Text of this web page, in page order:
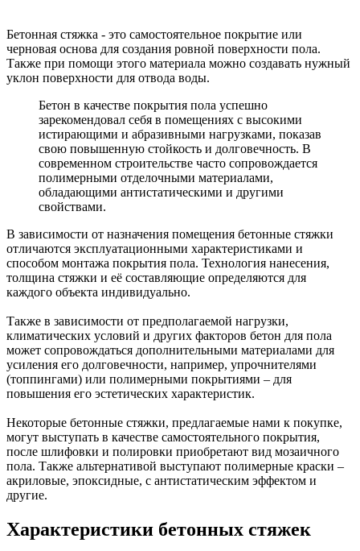
Бетонная стяжка - это самостоятельное покрытие или
черновая основа для создания ровной поверхности пола.
Также при помощи этого материала можно создавать нужный
уклон поверхности для отвода воды.
Бетон в качестве покрытия пола успешно
зарекомендовал себя в помещениях с высокими
истирающими и абразивными нагрузками, показав
свою повышенную стойкость и долговечность. В
современном строительстве часто сопровождается
полимерными отделочными материалами,
обладающими антистатическими и другими
свойствами.
В зависимости от назначения помещения бетонные стяжки
отличаются эксплуатационными характеристиками и
способом монтажа покрытия пола. Технология нанесения,
толщина стяжки и её составляющие определяются для
каждого объекта индивидуально.
Также в зависимости от предполагаемой нагрузки,
климатических условий и других факторов бетон для пола
может сопровождаться дополнительными материалами для
усиления его долговечности, например, упрочнителями
(топпингами) или полимерными покрытиями – для
повышения его эстетических характеристик.
Некоторые бетонные стяжки, предлагаемые нами к покупке,
могут выступать в качестве самостоятельного покрытия,
после шлифовки и полировки приобретают вид мозаичного
пола. Также альтернативой выступают полимерные краски –
акриловые, эпоксидные, с антистатическим эффектом и
другие.
Характеристики бетонных стяжек